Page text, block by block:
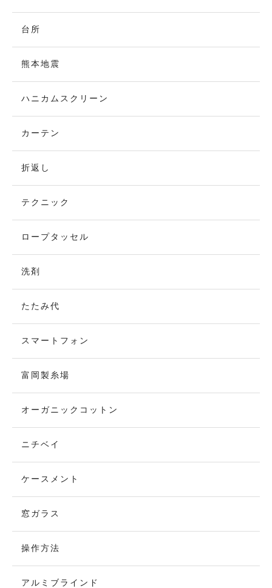
台所
熊本地震
ハニカムスクリーン
カーテン
折返し
テクニック
ロープタッセル
洗剤
たたみ代
スマートフォン
富岡製糸場
オーガニックコットン
ニチベイ
ケースメント
窓ガラス
操作方法
アルミブラインド